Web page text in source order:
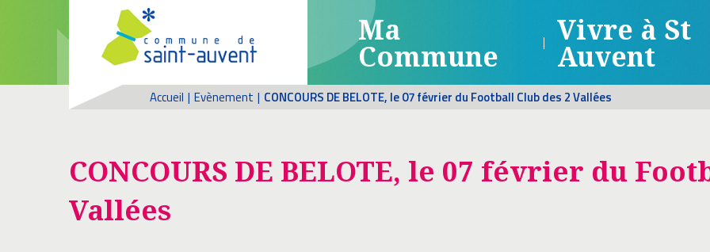
Ma
Commune
Vivre à St
Auvent
Accueil | Evènement | CONCOURS DE BELOTE, le 07 février du Football Club des 2 Vallées
CONCOURS DE BELOTE, le 07 février du
Vallées